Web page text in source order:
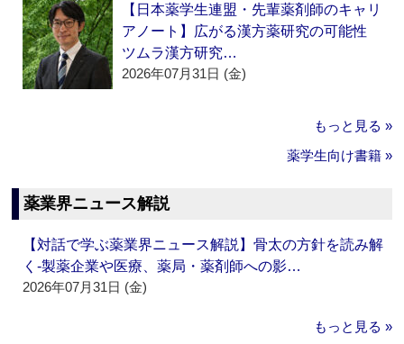
【日本薬学生連盟・先輩薬剤師のキャリ
アノート】広がる漢方薬研究の可能性
ツムラ漢方研究…
2026年07月31日 (金)
もっと見る »
薬学生向け書籍 »
薬業界ニュース解説
【対話で学ぶ薬業界ニュース解説】骨太の方針を読み解
く‐製薬企業や医療、薬局・薬剤師への影…
2026年07月31日 (金)
もっと見る »